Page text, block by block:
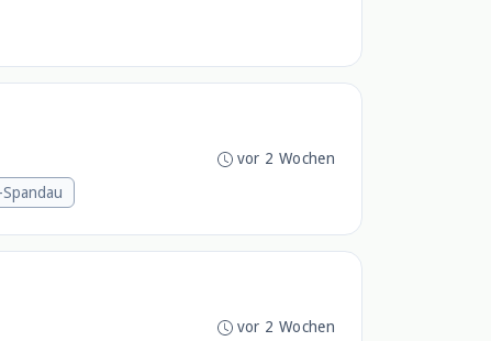
vor 2 Wochen
vor 2 Wochen